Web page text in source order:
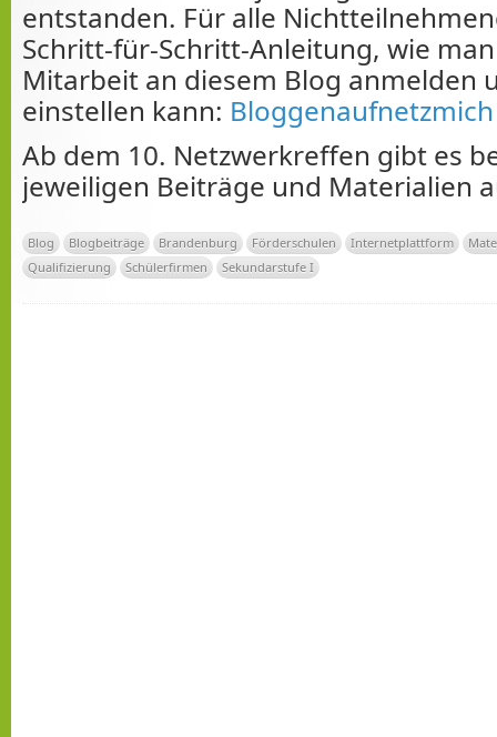
entstanden. Für alle
Schritt-für-Schritt-Anleitung, wie
Mitarbeit an diesem Blog anmelden
einstellen kann: Bloggenaufnetzmich
Ab dem 10. Netzwerkreffen gibt es
jeweiligen Beiträge und Materialien
Blog Blogbeiträge Brandenburg Förderschulen Internetplattform
Qualifizierung
Schülerfirmen Sekundarstufe I